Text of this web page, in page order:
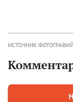
ИСТОЧНИК